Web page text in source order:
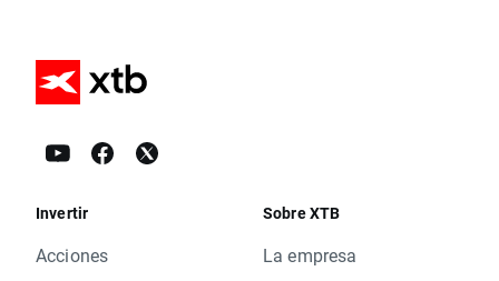
Invertir
Acciones
Sobre XTB
La empresa